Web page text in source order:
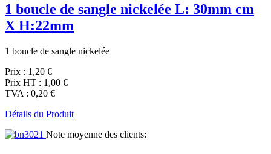
1 boucle de sangle nickelée L: 30mm cm
X H:22mm
1 boucle de sangle nickelée
Prix : 1,20 €
Prix HT : 1,00 €
TVA : 0,20 €
Détails du Produit
Note moyenne des clients: